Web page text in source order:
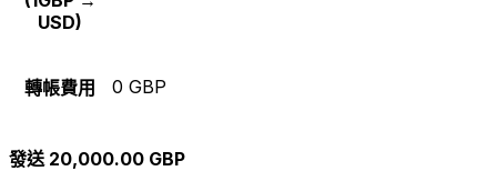
USD)
轉帳費用 0 GBP
發送 20,000.00 GBP